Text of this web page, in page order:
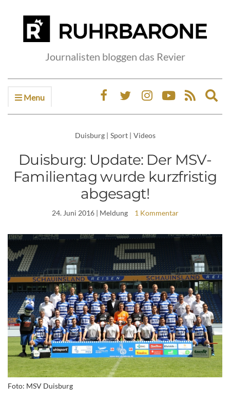
Journalisten bloggen das Revier
Menu
Duisburg | Sport | Videos
Duisburg: Update: Der MSV-
Familientag wurde kurzfristig
abgesagt!
24. Juni 2016| Meldung 1 Kommentar
Foto: MSV Duisburg